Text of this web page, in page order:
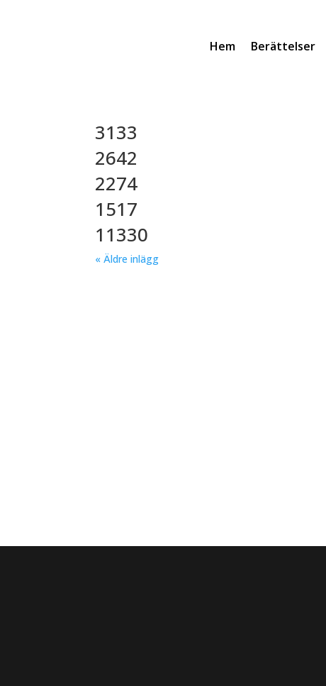
Hem Berättelser
3133
2642
2274
1517
11330
« Äldre inlägg